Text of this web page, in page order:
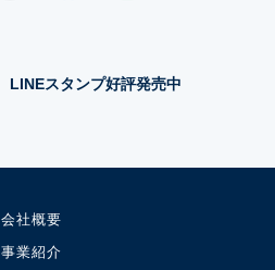
LINEスタンプ好評発売中
会社概要
事業紹介